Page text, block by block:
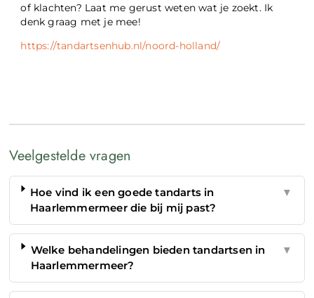
of klachten? Laat me gerust weten wat je zoekt. Ik
denk graag met je mee!
https://tandartsenhub.nl/noord-holland/
Veelgestelde vragen
Hoe vind ik een goede tandarts in
Haarlemmermeer die bij mij past?
▼
Welke behandelingen bieden tandartsen in
Haarlemmermeer?
▼